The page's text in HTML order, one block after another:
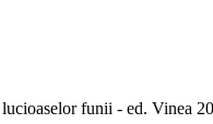
funii - ed. Vinea